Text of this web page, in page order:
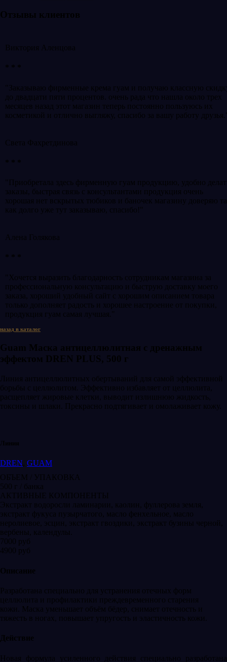
Отзывы клиентов
Виктория Аленцова
* * *
"Заказываю фирменные крема гуам и получаю классную
до двадцати пяти процентов. очень рада что нашла около трех
месяцев назад этот магазин теперь постоянно пользуюсь их
косметикой и отлично выгляжу, спасибо за вашу работу
Света Фахретдинова
* * *
"Приобретала здесь фирменную гуам продукцию, удобно
заказы, быстрая связь с консультантами продукция очень
хорошая нет вскрытых тюбиков и баночек магазину доверяю
как долго уже тут заказываю, спасибо!"
Алена Голякова
* * *
"Хочется выразить благодарность сотрудникам магазина за
профессиональную консультацию и быструю доставку моего
заказа, хороший удобный сайт с хорошим описанием товара
только дополняет радость и хорошее настроение от покупки,
продукция гуам самая лучшая."
назад в каталог
Guam Маска антицеллюлитная с дренажным
эффектом DREN PLUS, 500 г
Линия антицеллюлитных обертываний для самой эффективной
борьбы с целлюлитом. Эффективно избавляет от целлюлита,
расщепляет жировые клетки, выводит излишнюю жидкость,
токсины и шлаки. Прекрасно подтягивает и омолаживает кожу.
Линия
DREN, GUAM
ОБЪЕМ / УПАКОВКА
500 г / банка
АКТИВНЫЕ КОМПОНЕНТЫ
Экстракт водоросли ламинарии, каолин, фуллерова земля,
экстракт фукуса пузырчатого, масло фенхельное, масло
неролиевое, эсцин, экстракт гвоздики, экстракт бузины черной,
вербены, календулы.
7000 руб
4900 руб
Описание
Разработана специально для устранения отечных форм
целлюлита и профилактики преждевременного старения
кожи. Маска уменьшает объём бёдер, снимает отечность и
тяжесть в ногах, повышает упругость и эластичность кожи.
Действие
Новая формула усиленного действия специально разработана